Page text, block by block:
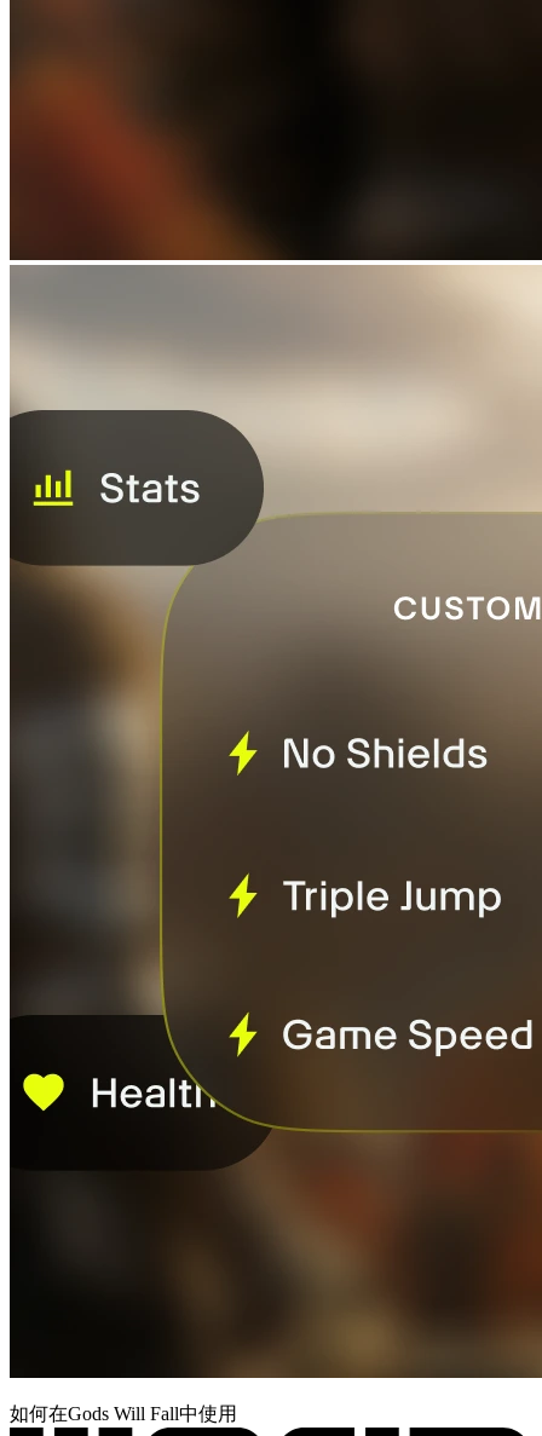
如何在Gods Will Fall中使用